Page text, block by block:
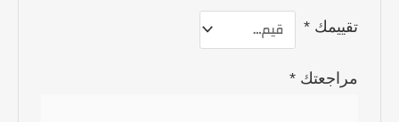
تقييمك*
مراجعتك*